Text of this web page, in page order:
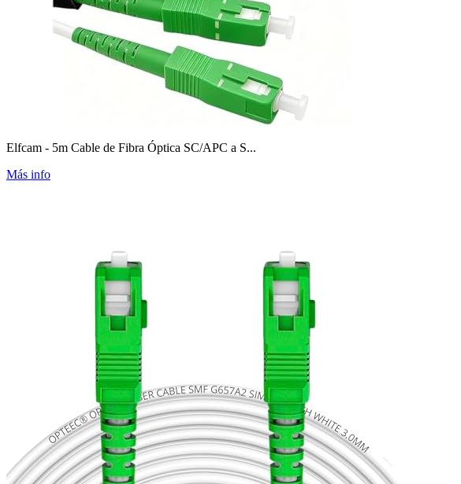
Elfcam - 5m Cable de Fibra Óptica SC/APC a S...
Más info